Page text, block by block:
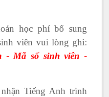
học phí bổ sung
viên vui lòng ghi:
- Mã số sinh viên -
Tiếng Anh trình